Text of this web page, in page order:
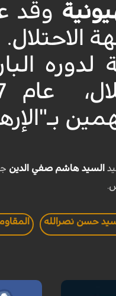
وقد
الاحتلال.
لدوره
بـ"الإرهاب"
السيد هاشم صفي الدين
حسن نصرالله